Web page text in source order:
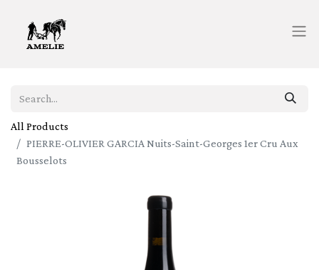
All Products
PIERRE-OLIVIER GARCIA Nuits-Saint-Georges 1er Cru Aux
Bousselots